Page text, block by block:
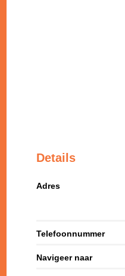
Details
Adres
Telefoonnummer
Navigeer naar